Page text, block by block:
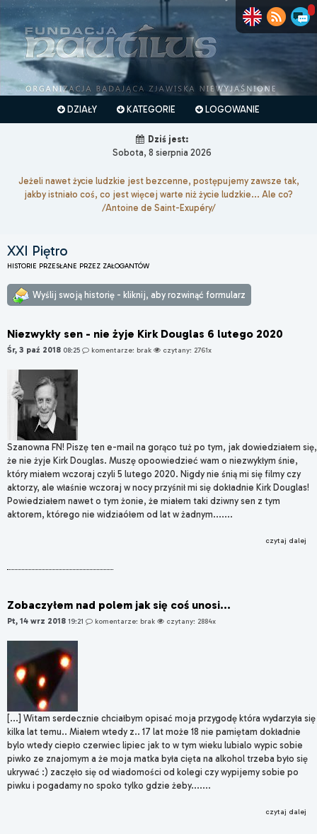
DZIAŁY KATEGORIE LOGOWANIE
Dziś jest:
Sobota, 8 sierpnia 2026
Jeżeli nawet życie ludzkie jest bezcenne, postępujemy zawsze tak,
jakby istniało coś, co jest więcej warte niż życie ludzkie... Ale co?
/Antoine de Saint-Exupéry/
XXI Piętro
HISTORIE PRZESŁANE PRZEZ ZAŁOGANTÓW
Wyślij swoją historię - kliknij, aby rozwinąć formularz
Niezwykły sen - nie żyje Kirk Douglas 6 lutego 2020
Śr, 3 paź 2018 08:25 komentarze: brak czytany: 2761x
Szanowna FN! Piszę ten e-mail na gorąco tuż po tym, jak dowiedziałem się,
że nie żyje Kirk Douglas. Muszę opoowiedzieć wam o niezwykłym śnie,
który miałem wczoraj czyli 5 lutego 2020. Nigdy nie śnią mi się filmy czy
aktorzy, ale właśnie wczoraj w nocy przyśnił mi się dokładnie Kirk Douglas!
Powiedziałem nawet o tym żonie, że miałem taki dziwny sen z tym
aktorem, którego nie widziaółem od lat w żadnym.......
czytaj dalej
Zobaczyłem nad polem jak się coś unosi...
Pt, 14 wrz 2018 19:21 komentarze: brak czytany: 2884x
[...] Witam serdecznie chciałbym opisać moja przygodę która wydarzyła się
kilka lat temu.. Miałem wtedy z.. 17 lat może 18 nie pamiętam dokładnie
bylo wtedy ciepło czerwiec lipiec jak to w tym wieku lubialo wypic sobie
piwko ze znajomym a że moja matka była cięta na alkohol trzeba było się
ukrywać :) zaczęło się od wiadomości od kolegi czy wypijemy sobie po
piwku i pogadamy no spoko tylko gdzie żeby.......
czytaj dalej